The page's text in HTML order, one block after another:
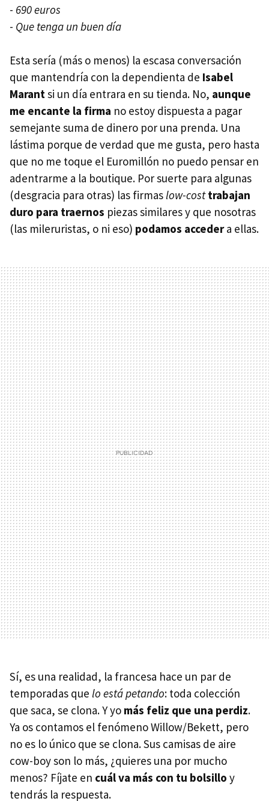
- 690 euros
- Que tenga un buen día
Esta sería (más o menos) la escasa conversación
que mantendría con la dependienta de Isabel
Marantsi un día entrara en su tienda. No, aunque
me encante la firma no estoy dispuesta a pagar
semejante suma de dinero por una prenda. Una
lástima porque de verdad que me gusta, pero hasta
que no me toque el Euromillón no puedo pensar en
adentrarme a la boutique. Por suerte para algunas
(desgracia para otras) las firmaslow-costtrabajan
duro para traernos piezas similares y que nosotras
(las mileruristas, o ni eso) podamos accedera ellas.
Sí, es una realidad, la francesa hace un par de
temporadas que lo está petando: toda colección
que saca, se clona. Y yo más feliz que una perdiz.
Ya os contamos el fenómeno Willow/Bekett, pero
no es lo único que se clona. Sus camisas de aire
cow-boy son lo más, ¿quieres una por mucho
menos? Fíjate en cuál va más con tu bolsillo y
tendrás la respuesta.